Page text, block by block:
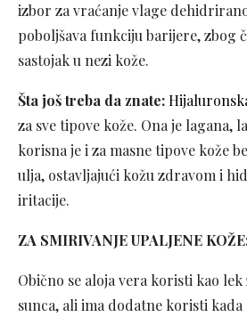
izbor za vraćanje vlage
poboljšava funkciju barijere, zbog
sastojak u nezi kože.
Šta još treba da znate:
za sve tipove kože. Ona je lagana,
korisna je i za masne tipove kože
ulja, ostavljajući kožu zdravom i
iritacije.
ZA SMIRIVANJE UPALJENE
Obično se aloja vera koristi kao
sunca, ali ima dodatne koristi kada